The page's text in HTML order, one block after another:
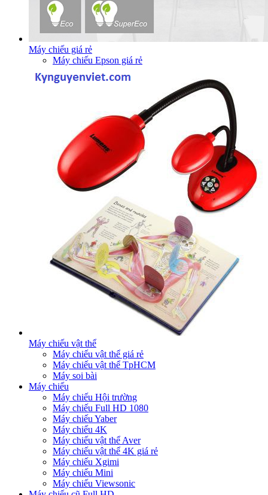
Máy chiếu giá rẻ
Máy chiếu Epson giá rẻ
Máy chiếu vật thể
Máy chiếu vật thể giá rẻ
Máy chiếu vật thể TpHCM
Máy soi bài
Máy chiếu
Máy chiếu Hội trường
Máy chiếu Full HD 1080
Máy chiếu Yaber
Máy chiếu 4K
Máy chiếu vật thể Aver
Máy chiếu vật thể 4K giá rẻ
Máy chiếu Xgimi
Máy chiếu Mini
Máy chiếu Viewsonic